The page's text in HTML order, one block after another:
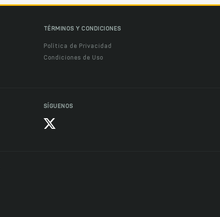
TÉRMINOS Y CONDICIONES
Política de Privacidad
Condiciones de Uso
SÍGUENOS